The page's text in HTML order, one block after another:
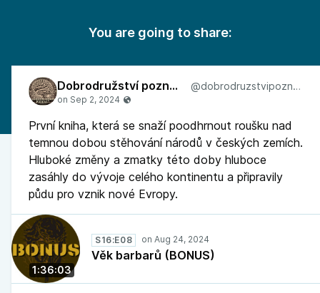
You are going to share:
Dobrodružství poznávání @dobrodruzstvipoznavani
První kniha, která se snaží poodhrnout roušku nad
temnou dobou stěhování národů v českých zemích.
Hluboké změny a zmatky této doby hluboce
zasáhly do vývoje celého kontinentu a připravily
půdu pro vznik nové Evropy.
1:36:03
S16:E08
Věk barbarů (BONUS)